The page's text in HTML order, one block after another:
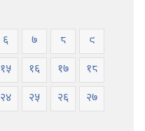
६ ७ ८
९
१५ १६ १७
१८
२४ २५ २६
२७